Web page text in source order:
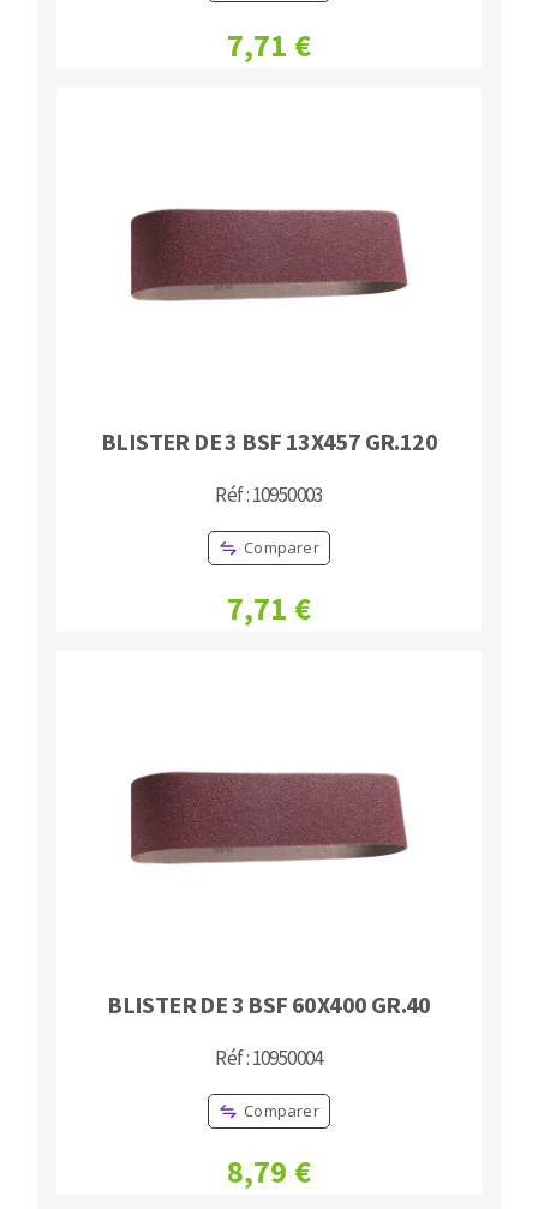
7,71 €
BLISTER DE 3 BSF 13X457 GR.120
Réf : 10950003
Comparer
7,71 €
BLISTER DE 3 BSF 60X400 GR.40
Réf : 10950004
Comparer
8,79 €